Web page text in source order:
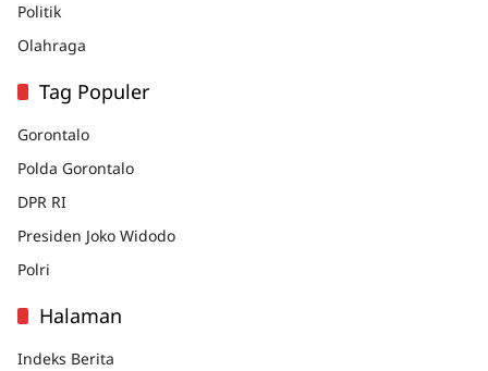
Politik
Olahraga
Tag Populer
Gorontalo
Polda Gorontalo
DPR RI
Presiden Joko Widodo
Polri
Halaman
Indeks Berita